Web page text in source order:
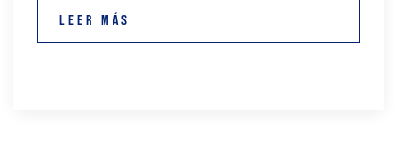
Leer más